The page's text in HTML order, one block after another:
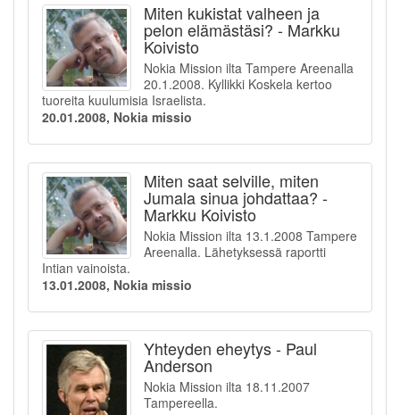
Miten kukistat valheen ja
pelon elämästäsi? - Markku
Koivisto
Nokia Mission ilta Tampere Areenalla
20.1.2008. Kyllikki Koskela kertoo
tuoreita kuulumisia Israelista.
20.01.2008, Nokia missio
Miten saat selville, miten
Jumala sinua johdattaa? -
Markku Koivisto
Nokia Mission ilta 13.1.2008 Tampere
Areenalla. Lähetyksessä raportti
Intian vainoista.
13.01.2008, Nokia missio
Yhteyden eheytys - Paul
Anderson
Nokia Mission ilta 18.11.2007
Tampereella.